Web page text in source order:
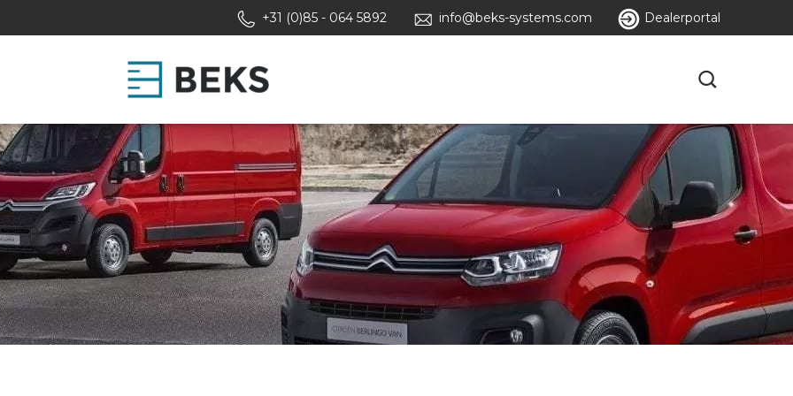
+31 (0)85 - 064 5892 info@beks-systems.com Dealerportal